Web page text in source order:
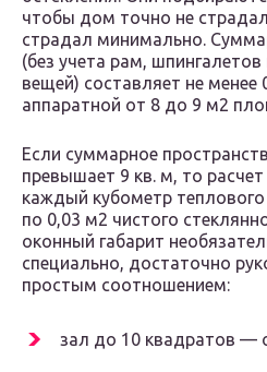
чтобы дом точно не
страдал минимально.
(без учета рам,
вещей) составляет не менее
аппаратной от 8 до 9 м2
Если суммарное
превышает 9 кв. м, то
каждый кубометр
по 0,03 м2 чистого
оконный габарит
специально, достаточно
простым соотношением:
зал до 10 квадратов —